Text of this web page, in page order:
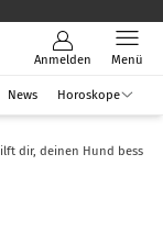
Anmelden Menü
News Horoskope
dir, deinen Hund besser